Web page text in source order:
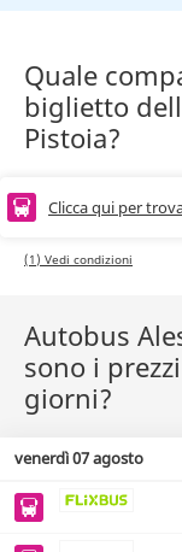
Quale
biglietto
Pistoia?
Clicca qui per
(1) Vedi condizioni
Autobus
sono i
giorni?
venerdì 07 agosto